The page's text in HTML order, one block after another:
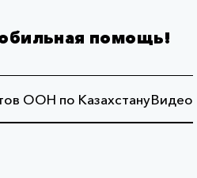
помощь!
ООН по КазахстануВидео